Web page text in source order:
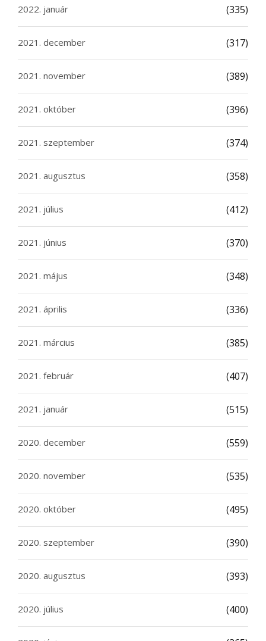
2022. január (335)
2021. december (317)
2021. november (389)
2021. október (396)
2021. szeptember (374)
2021. augusztus (358)
2021. július (412)
2021. június (370)
2021. május (348)
2021. április (336)
2021. március (385)
2021. február (407)
2021. január (515)
2020. december (559)
2020. november (535)
2020. október (495)
2020. szeptember (390)
2020. augusztus (393)
2020. július (400)